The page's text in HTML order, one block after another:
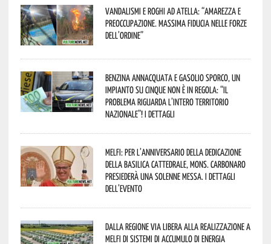
Vandalismi e roghi ad Atella: “Amarezza e
preoccupazione. Massima fiducia nelle Forze
dell’Ordine”
Benzina annacquata e gasolio sporco, un
impianto su cinque non è in regola: “il
problema riguarda l’intero territorio
Nazionale”! I dettagli
Melfi: per l’anniversario della Dedicazione
della Basilica Cattedrale, Mons. Carbonaro
presiederà una solenne messa. I dettagli
dell’evento
Dalla Regione via libera alla realizzazione a
Melfi di sistemi di accumulo di energia